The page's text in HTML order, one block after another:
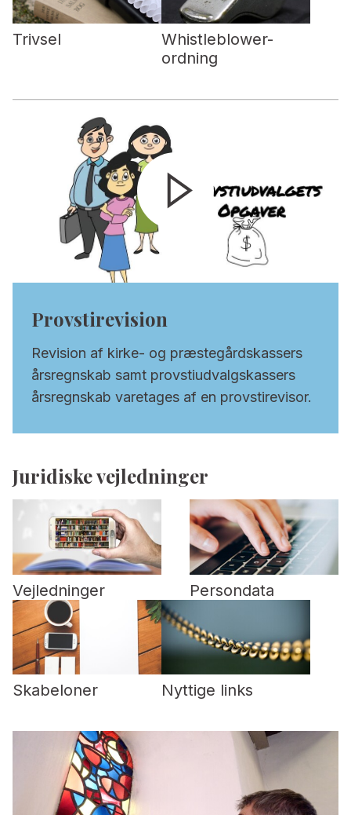
Trivsel
Whistleblower-
ordning
Provstirevision
Revision af kirke- og præstegårdskassers
årsregnskab samt provstiudvalgskassers
årsregnskab varetages af en provstirevisor.
Juridiske vejledninger
Vejledninger Persondata
Skabeloner Nyttige links